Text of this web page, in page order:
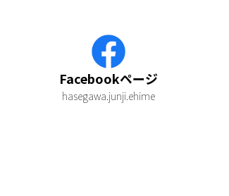
Facebookページ
hasegawa.junji.ehime